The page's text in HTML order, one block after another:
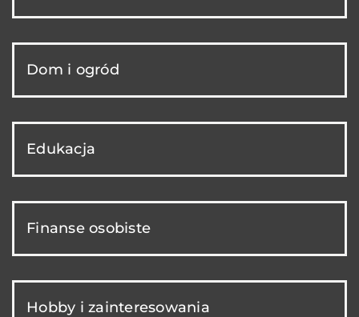
Dom i ogród
Edukacja
Finanse osobiste
Hobby i zainteresowania